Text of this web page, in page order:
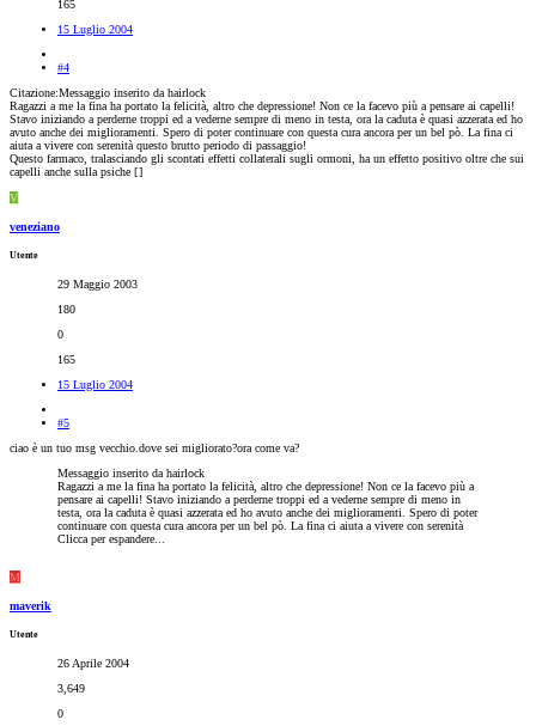
165
15 Luglio 2004
#4
Citazione:Messaggio inserito da hairlock
Ragazzi a me la fina ha portato la felicità, altro che depressione! Non ce la facevo più a pensare ai capelli!
Stavo iniziando a perderne troppi ed a vederne sempre di meno in testa, ora la caduta è quasi azzerata ed ho
avuto anche dei miglioramenti. Spero di poter continuare con questa cura ancora per un bel pò. La fina ci
aiuta a vivere con serenità questo brutto periodo di passaggio!
Questo farmaco, tralasciando gli scontati effetti collaterali sugli ormoni, ha un effetto positivo oltre che sui
capelli anche sulla psiche []
V
veneziano
Utente
29 Maggio 2003
180
0
165
15 Luglio 2004
#5
ciao è un tuo msg vecchio.dove sei migliorato?ora come va?
Messaggio inserito da hairlock
Ragazzi a me la fina ha portato la felicità, altro che depressione! Non ce la facevo più a
pensare ai capelli! Stavo iniziando a perderne troppi ed a vederne sempre di meno in
testa, ora la caduta è quasi azzerata ed ho avuto anche dei miglioramenti. Spero di poter
continuare con questa cura ancora per un bel pò. La fina ci aiuta a vivere con serenità
Clicca per espandere...
M
maverik
Utente
26 Aprile 2004
3,649
0